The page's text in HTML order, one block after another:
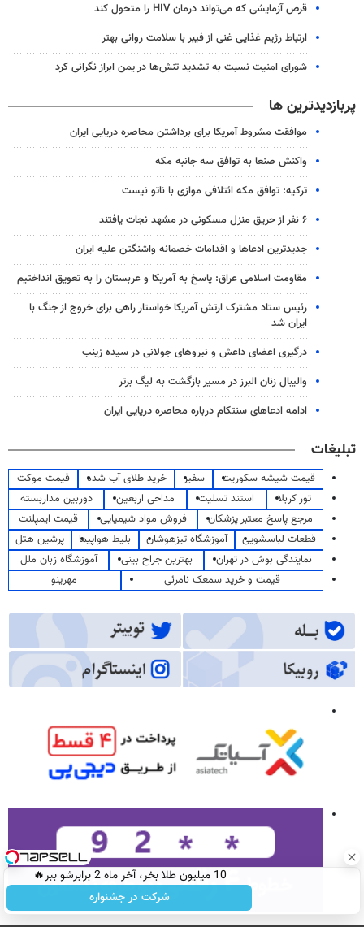
قرص آزمایشی که می‌تواند درمان HIV را متحول کند
ارتباط رژیم غذایی غنی از فیبر با سلامت روانی بهتر
شورای امنیت نسبت به تشدید تنش‌ها در یمن ابراز نگرانی کرد
پربازدیدترین ها
موافقت مشروط آمریکا برای برداشتن محاصره دریایی ایران
واکنش صنعا به توافق سه جانبه مکه
ترکیه: توافق مکه ائتلافی موازی با ناتو نیست
۶ نفر از حریق منزل مسکونی در مشهد نجات یافتند
جدیدترین ادعاها و اقدامات خصمانه واشنگتن علیه ایران
مقاومت اسلامی عراق: پاسخ به آمریکا و عربستان را به تعویق انداختیم
رئیس ستاد مشترک ارتش آمریکا خواستار راهی برای خروج از جنگ با
ایران شد
درگیری اعضای داعش و نیروهای جولانی در سیده زینب
والیبال زنان البرز در مسیر بازگشت به لیگ برتر
ادامه ادعاهای سنتکام درباره محاصره دریایی ایران
تبلیغات
قیمت شیشه سکوریت سفیر خرید طلای آب شده
قیمت موکت
تور کربلا
استند تسلیت مداحی اربعین
دوربین مداربسته
مرجع پاسخ معتبر پزشکان
فروش مواد شیمیایی
قیمت ایمپلنت
قطعات لباسشویی
آموزشگاه تیزهوشان بلیط هواپیما
پرشین هتل
نمایندگی بوش در تهران
بهترین جراح بینی
آموزشگاه زبان ملل
قیمت و خرید سمعک نامرئی
مهرینو
10 میلیون طلا بخر، آخر ماه 2 برابرشو ببر🔥
شرکت در جشنواره